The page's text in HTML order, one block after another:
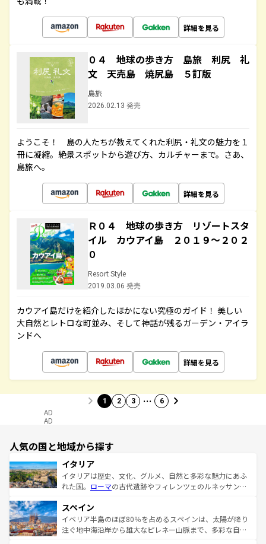
詳細を見る
０４ 地球の歩き方 島旅 利尻 礼
文 天売島 焼尻島 ５訂版
島旅
2026.02.13 発売
ようこそ！ 島の人たちが教えてくれた利尻・礼文の魅力を１
冊に凝縮。絶景スポットから遊び方、カルチャーまで。さあ、
島旅へ。
詳細を見る
Ｒ０４ 地球の歩き方 リゾートスタ
イル カウアイ島 ２０１９～２０２
０
Resort Style
2019.03.06 発売
カウアイ島だけを紹介したほかにない究極のガイド！ 美しい
大自然とレトロな町並み、そして神話が残るガーデン・アイラ
ンドへ
詳細を見る
1 2 3 … 6
AD
AD
人気の国と地域から探す
イタリア
イタリアは歴史、文化、グルメ、自然と多彩な魅力にあふ
れた国。 ローマの古代遺跡やフィレンツェのルネッサンス
ろん、トスカーナの美しい田園風景やアマルフィ海岸の絶
景など、自然景観も見逃せない。観光の合間には、本場の
ピザやパスタなど、絶品のイタリア料理を堪能することも
スペイン
イベリア半島のほぼ80％を占めるスペインは、太陽が降り
注ぐ地中海沿岸から雄大なピレネー山脈まで、多彩な自然